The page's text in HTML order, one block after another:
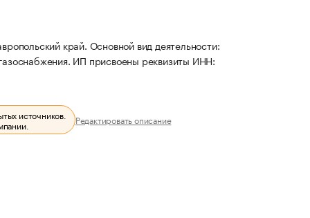
край. Основной вид деятельности:
ИП присвоены реквизиты ИНН:
источников.
Редактировать описание